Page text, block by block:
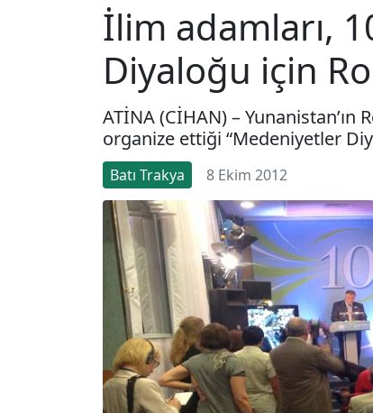
İlim adamları,
Diyaloğu için
ATİNA (CİHAN) – Yunanistan’ın
organize ettiği “Medeniyetler
Batı Trakya 8 Ekim 2012